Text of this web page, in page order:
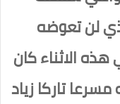
لن تعوضه
الاثناء كان
تاركا زياد